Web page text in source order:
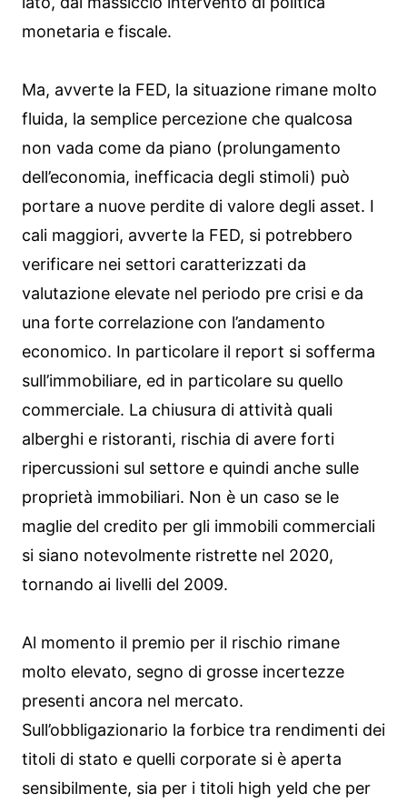
monetaria e fiscale.
Ma, avverte la FED, la situazione rimane molto
fluida, la semplice percezione che qualcosa
non vada come da piano (prolungamento
dell’economia, inefficacia degli stimoli) può
portare a nuove perdite di valore degli asset. I
cali maggiori, avverte la FED, si potrebbero
verificare nei settori caratterizzati da
valutazione elevate nel periodo pre crisi e da
una forte correlazione con l’andamento
economico. In particolare il report si sofferma
sull’immobiliare, ed in particolare su quello
commerciale. La chiusura di attività quali
alberghi e ristoranti, rischia di avere forti
ripercussioni sul settore e quindi anche sulle
proprietà immobiliari. Non è un caso se le
maglie del credito per gli immobili commerciali
si siano notevolmente ristrette nel 2020,
tornando ai livelli del 2009.
Al momento il premio per il rischio rimane
molto elevato, segno di grosse incertezze
presenti ancora nel mercato.
Sull’obbligazionario la forbice tra rendimenti dei
titoli di stato e quelli corporate si è aperta
sensibilmente, sia per i titoli high yeld che per